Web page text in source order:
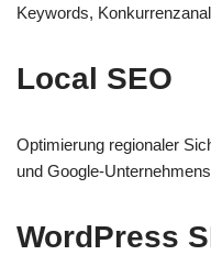
Keywords,
Local SEO
Optimierung regionaler
und Google-
WordPress